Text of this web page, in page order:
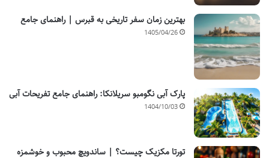
بهترین زمان سفر تاریخی به قبرس | راهنمای جامع
1405/04/26
پارک آبی نگومبو سریلانکا: راهنمای جامع تفریحات آبی
1404/10/03
تورتا مکزیک چیست؟ | ساندویچ محبوب و خوشمزه